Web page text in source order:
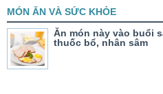
MÓN ĂN VÀ SỨC KHỎE
Ăn món này vào buổi
thuốc bổ, nhân sâm